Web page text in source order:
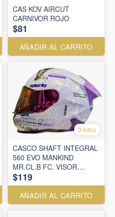
CAS KOV AIRCUT
CARNIVOR ROJO
$81
AÑADIR AL CARRITO
3 fotos
CASCO SHAFT INTEGRAL
560 EVO MANKIND
MR.CL.B FC. VISOR
SM.CL.REVO.MR
$119
AÑADIR AL CARRITO